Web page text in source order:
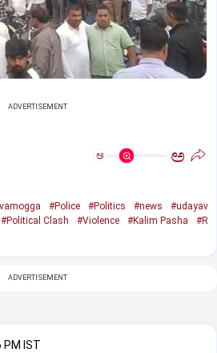
ADVERTISEMENT
ಅ ಅ
#Police #Politics #news
#udayav
#Political Clash #Violence #Kalim Pasha
#R
ADVERTISEMENT
PM IST